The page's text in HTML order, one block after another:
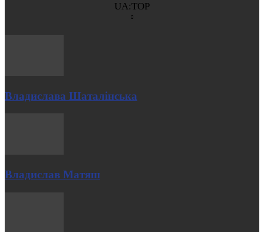
UA:TOP
Владислава Шаталінська
Владислав Матяш